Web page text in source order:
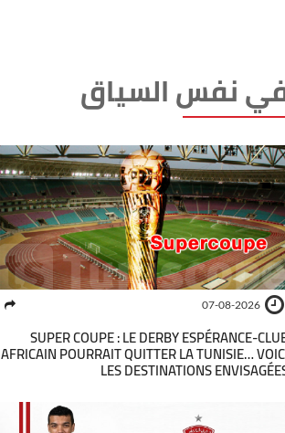
نفس السياق
07-08-2026
SUPER COUPE : LE DERBY ESPÉRANCE-
AFRICAIN POURRAIT QUITTER LA TUNISIE…
LES DESTINATIONS